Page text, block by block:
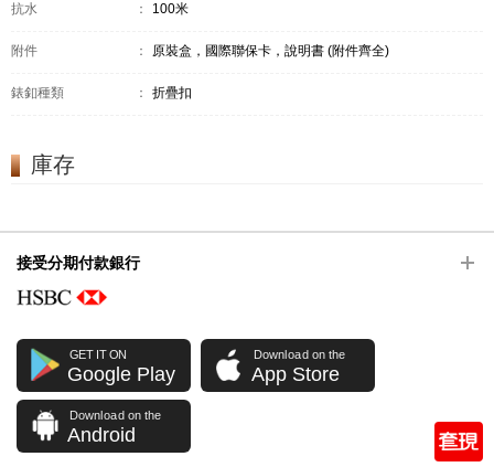
抗水 ： 100米
附件 ： 原裝盒，國際聯保卡，說明書 (附件齊全)
錶釦種類 ： 折疊扣
庫存
接受分期付款銀行
GET IT ON
Google Play
Download on the
App Store
Download on the
Android